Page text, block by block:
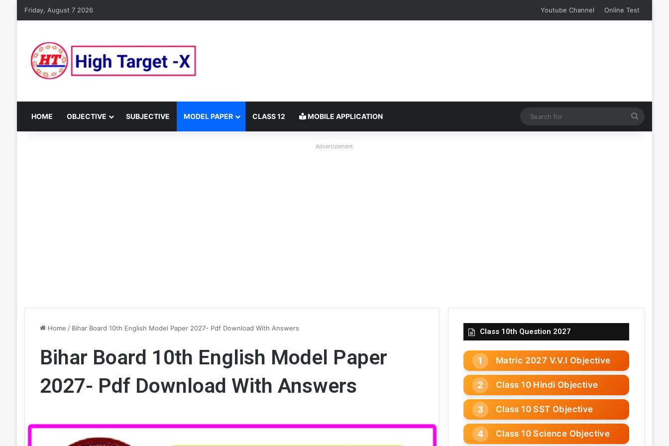
Friday, August 7 2026 Youtube Channel Online Test
HOME OBJECTIVE SUBJECTIVE MODEL PAPER CLASS 12 MOBILE APPLICATION
for
Advertisement
Home / Bihar Board 10th English Model Paper 2027- Pdf Download With Answers
Bihar Board 10th English Model Paper
2027- Pdf Download With Answers
Class 10th Question 2027
Matric 2027 V.V.I Objective
Class 10 Hindi Objective
Class 10 SST Objective
Class 10 Science Objective